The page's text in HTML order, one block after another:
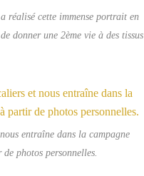
réalisé cette immense portrait en
donner une 2ème vie à des tissus
entraîne dans la campagne
photos personnelles.